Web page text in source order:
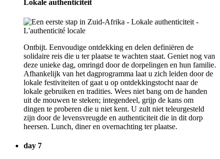
Lokale authenticiteit
Ontbijt. Eenvoudige ontdekking en delen definiëren de
solidaire reis die u ter plaatse te wachten staat. Geniet nog van
deze unieke dag, omringd door de dorpelingen en hun familie.
Afhankelijk van het dagprogramma laat u zich leiden door de
lokale festiviteiten of gaat u op ontdekkingstocht naar de
lokale gebruiken en tradities. Wees niet bang om de handen
uit de mouwen te steken; integendeel, grijp de kans om
dingen te proberen die u niet kent. U zult niet teleurgesteld
zijn door de levensvreugde en authenticiteit die in dit dorp
heersen. Lunch, diner en overnachting ter plaatse.
day 7